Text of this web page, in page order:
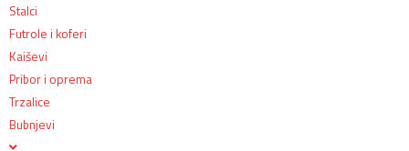
Stalci
Futrole i koferi
Kaiševi
Pribor i oprema
Trzalice
Bubnjevi